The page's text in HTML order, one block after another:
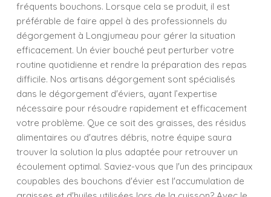
fréquents bouchons. Lorsque cela se produit, il est
préférable de faire appel à des professionnels du
dégorgement à Longjumeau pour gérer la situation
efficacement. Un évier bouché peut perturber votre
routine quotidienne et rendre la préparation des repas
difficile. Nos artisans dégorgement sont spécialisés
dans le dégorgement d'éviers, ayant l’expertise
nécessaire pour résoudre rapidement et efficacement
votre problème. Que ce soit des graisses, des résidus
alimentaires ou d'autres débris, notre équipe saura
trouver la solution la plus adaptée pour retrouver un
écoulement optimal. Saviez-vous que l'un des principaux
coupables des bouchons d'évier est l'accumulation de